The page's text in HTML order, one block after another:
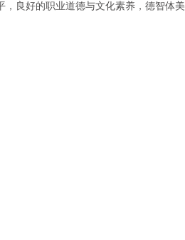
良好的职业道德与文化素养，德智体美